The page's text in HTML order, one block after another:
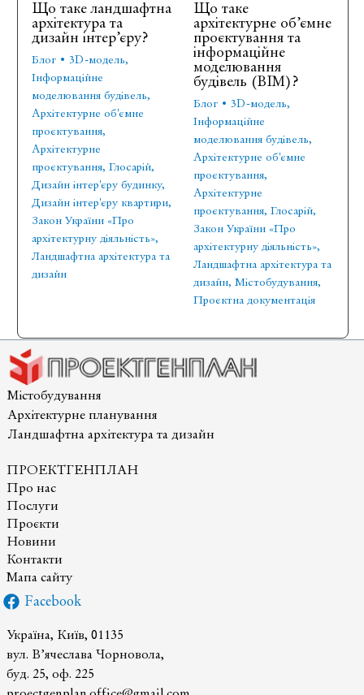
Що таке ландшафтна
архітектура та
дизайн інтер’єру?
Блог • 3D-модель,
Інформаційне
моделювання будівель,
Архітектурне об'ємне
проєктування,
Архітектурне
проєктування, Глосарій,
Дизайн інтер'єру будинку,
Дизайн інтер'єру квартири,
Закон України «Про
архітектурну діяльність»,
Ландшафтна архітектура та
дизайн
Що таке
архітектурне об’ємне
проєктування та
інформаційне
моделювання
будівель (BIM)?
Блог• 3D-модель,
Інформаційне
моделювання будівель,
Архітектурне об'ємне
проєктування,
Архітектурне
проєктування, Глосарій,
Закон України «Про
архітектурну діяльність»,
Ландшафтна архітектура та
дизайн, Містобудування,
Проєктна документація
Містобудування
Архітектурне планування
Ландшафтна архітектура та дизайн
ПРОЕКТГЕНПЛАН
Про нас
Послуги
Проєкти
Новини
Контакти
Мапа сайту
Facebook
Україна, Київ, 01135
вул. В’ячеслава Чорновола,
буд. 25, оф. 225